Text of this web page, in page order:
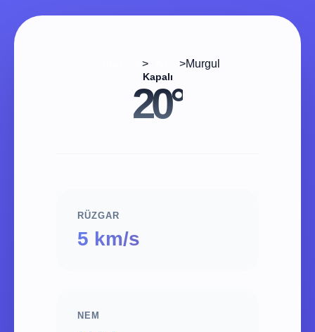
> >Murgul
Kapalı
20°
RÜZGAR
5 km/s
NEM